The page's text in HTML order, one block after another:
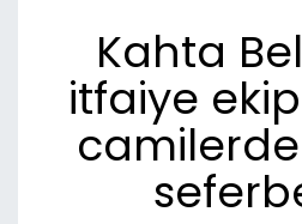
Kahta
itfaiye